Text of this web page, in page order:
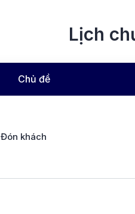
Lịch
Chủ đề
Đón khách